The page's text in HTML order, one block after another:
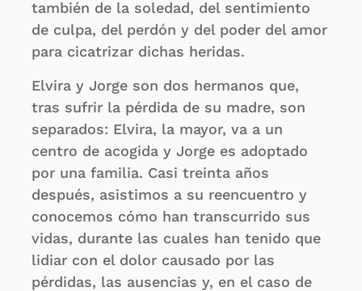
también de la soledad, del sentimiento
de culpa, del perdón y del poder del amor
para cicatrizar dichas heridas.
Elvira y Jorge son dos hermanos que,
tras sufrir la pérdida de su madre, son
separados: Elvira, la mayor, va a un
centro de acogida y Jorge es adoptado
por una familia. Casi treinta años
después, asistimos a su reencuentro y
conocemos cómo han transcurrido sus
vidas, durante las cuales han tenido que
lidiar con el dolor causado por las
pérdidas, las ausencias y, en el caso de